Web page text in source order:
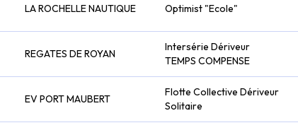
LA ROCHELLE NAUTIQUE Optimist "Ecole"
REGATES DE ROYAN
Intersérie Dériveur
TEMPS COMPENSE
EV PORT MAUBERT
Flotte Collective Dériveur
Solitaire